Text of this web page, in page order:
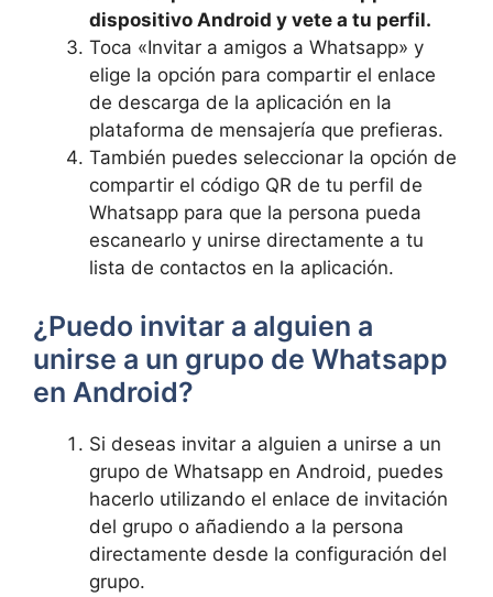
dispositivo Android y vete a tu perfil.
Toca «Invitar a amigos a Whatsapp» y
elige la opción para compartir el enlace
de descarga de la aplicación en la
plataforma de mensajería que prefieras.
También puedes seleccionar la opción de
compartir el código QR de tu perfil de
Whatsapp para que la persona pueda
escanearlo y unirse directamente a tu
lista de contactos en la aplicación.
¿Puedo invitar a alguien a
unirse a un grupo de Whatsapp
en Android?
Si deseas invitar a alguien a unirse a un
grupo de Whatsapp en Android, puedes
hacerlo utilizando el enlace de invitación
del grupo o añadiendo a la persona
directamente desde la configuración del
grupo.